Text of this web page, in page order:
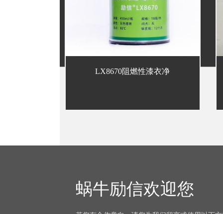
蜗牛励信欢迎您
LX8670阻燃性漆衣净